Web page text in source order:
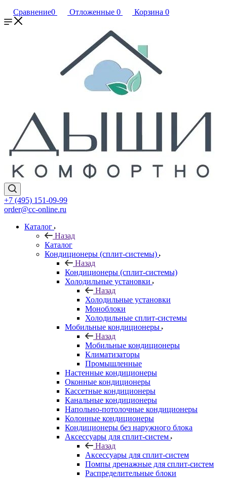
Сравнение0 Отложенные 0 Корзина 0
+7 (495) 151-09-99
order@cc-online.ru
Каталог
Назад
Каталог
Кондиционеры (сплит-системы)
Назад
Кондиционеры (сплит-системы)
Холодильные установки
Назад
Холодильные установки
Моноблоки
Холодильные сплит-системы
Мобильные кондиционеры
Назад
Мобильные кондиционеры
Климатизаторы
Промышленные
Настенные кондиционеры
Оконные кондиционеры
Кассетные кондиционеры
Канальные кондиционеры
Напольно-потолочные кондиционеры
Колонные кондиционеры
Кондиционеры без наружного блока
Аксессуары для сплит-систем
Назад
Аксессуары для сплит-систем
Помпы дренажные для сплит-систем
Распределительные блоки